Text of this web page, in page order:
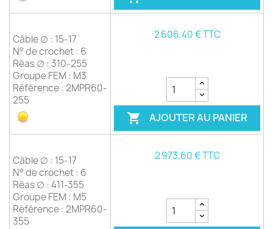
Câble ∅ : 15-17
N° de crochet : 6
Réas ∅ : 310-255
Groupe FEM : M3
Référence : 2MPR60-
255
2 606,40 € TTC
 AJOUTER AU PANIER
Câble ∅ : 15-17
N° de crochet : 6
Réas ∅ : 411-355
Groupe FEM : M5
Référence : 2MPR60-
355
2 973,60 € TTC